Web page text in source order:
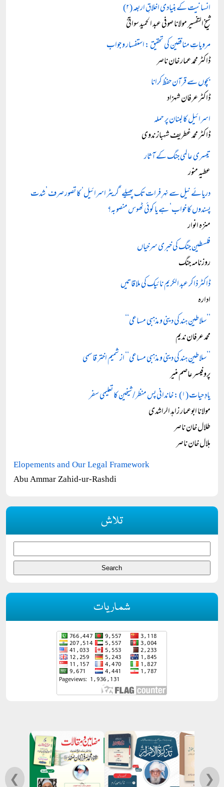
انسانیت کے بنیادی اخلاقِ اربعہ (۲)
شیخ التفسیر مولانا صوفی عبد الحمید سواتیؒ
مرویاتِ منافقین کی تحقیق : استفسار و جواب
ڈاکٹر محمد عمار خان ناصر
بچوں سے قرآن حفظ کرانا
ڈاکٹر عرفان شہزاد
اسرائیل کا لبنان پر حملہ
ڈاکٹر محمد غطریف شہباز ندوی
تیسری عالمی جنگ کے آثار
عطیہ منور
دریائے نیل سے نہرِ فرات تک پھیلے ’گریٹر اسرائیل‘ کا تصور صرف ’شدت
پسندوں کا خواب‘ ہے یا کوئی ٹھوس منصوبہ؟
منزہ انوار
فلسطین جنگ کی خبری سرخیاں
روزنامہ جنگ
ڈاکٹر ذاکر عبد الکریم نائیک کی ملاقاتیں
ادارہ
’’سلاطینِ ہند کی دینی و مذہبی مساعی‘‘
محمد عرفان ندیم
’’سلاطینِ ہند کی دینی و مذہبی مساعی‘‘ از شمیم اختر قاسمی
پروفیسر عاصم منیر
یادِ حیات (۱) : خاندانی پس منظر / شیخین کا تعلیمی سفر
مولانا ابوعمار زاہد الراشدی
طلال خان ناصر
ہلال خان ناصر
Elopements and Our Legal Framework
Abu Ammar Zahid-ur-Rashdi
تلاش
شماریات
❮ ❯